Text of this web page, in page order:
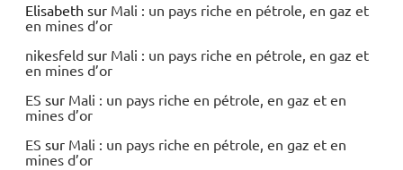
Elisabeth sur Mali : un pays riche en pétrole, en gaz et
en mines d’or
nikesfeld sur Mali : un pays riche en pétrole, en gaz et
en mines d’or
ES sur Mali : un pays riche en pétrole, en gaz et en
mines d’or
ES sur Mali : un pays riche en pétrole, en gaz et en
mines d’or